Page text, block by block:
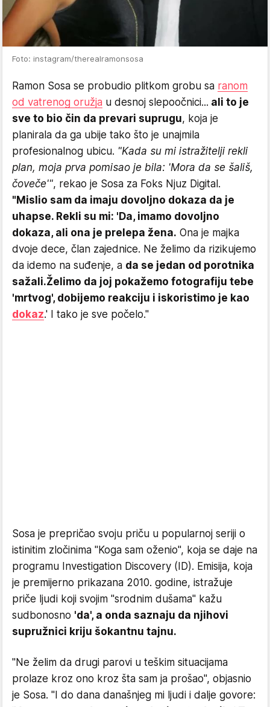
Foto: instagram/therealramonsosa
Ramon Sosa se probudio plitkom grobu sa ranom
od vatrenog oružja u desnoj slepoočnici... ali to je
sve to bio čin da prevari suprugu, koja je
planirala da ga ubije tako što je unajmila
profesionalnog ubicu. "Kada su mi istražitelji rekli
plan, moja prva pomisao je bila: 'Mora da se šališ,
čoveče'", rekao je Sosa za Foks Njuz Digital.
"Mislio sam da imaju dovoljno dokaza da je
uhapse. Rekli su mi: 'Da, imamo dovoljno
dokaza, ali ona je prelepa žena. Ona je majka
dvoje dece, član zajednice. Ne želimo da rizikujemo
da idemo na suđenje, a da se jedan od porotnika
sažali.Želimo da joj pokažemo fotografiju tebe
'mrtvog', dobijemo reakciju i iskoristimo je kao
dokaz.' I tako je sve počelo."
Sosa je prepričao svoju priču u popularnoj seriji o
istinitim zločinima "Koga sam oženio", koja se daje na
programu Investigation Discovery (ID). Emisija, koja
je premijerno prikazana 2010. godine, istražuje
priče ljudi koji svojim "srodnim dušama" kažu
sudbonosno 'da', a onda saznaju da njihovi
supružnici kriju šokantnu tajnu.
"Ne želim da drugi parovi u teškim situacijama
prolaze kroz ono kroz šta sam ja prošao", objasnio
je Sosa. "I do dana današnjeg mi ljudi i dalje govore: